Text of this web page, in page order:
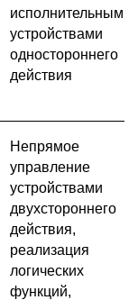
исполнительными
устройствами
одностороннего
действия
Непрямое
управление
устройствами
двухстороннего
действия,
реализация
логических
функций,